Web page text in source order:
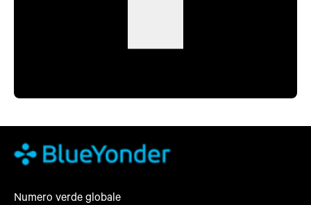
Numero verde globale